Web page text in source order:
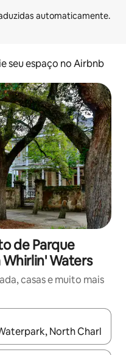
seu espaço no Airbnb
de Parque
Waters
casas e muito mais
disponíveis, explore-os